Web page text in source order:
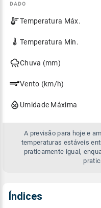
Comparativo
entre
previsão
hoje
DADO
Temperatura Máx.
Temperatura Mín.
Chuva (mm)
Vento (km/h)
Umidade Máxima
A previsão para hoje e
temperaturas estáveis
praticamente igual,
Índices